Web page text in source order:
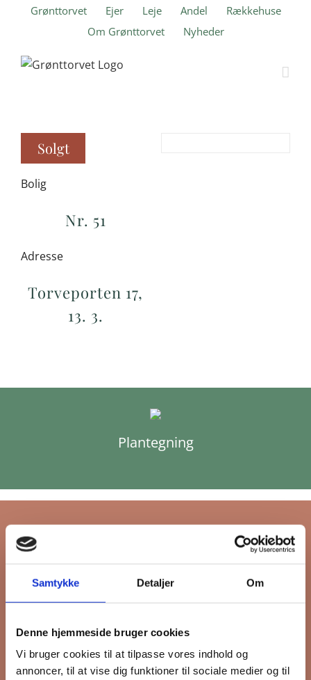
Samtykke Detaljer Om
Denne hjemmeside bruger cookies
Vi bruger cookies til at tilpasse vores indhold og
annoncer, til at vise dig funktioner til sociale medier og til
Grønttorvet Ejer Leje Andel
Rækkehuse
Om Grønttorvet
Nyheder
Solgt
Bolig
Nr. 51
Adresse
Torveporten 17,
13. 3.
Plantegning
Tilmeld dig FB
nyhedsbrev